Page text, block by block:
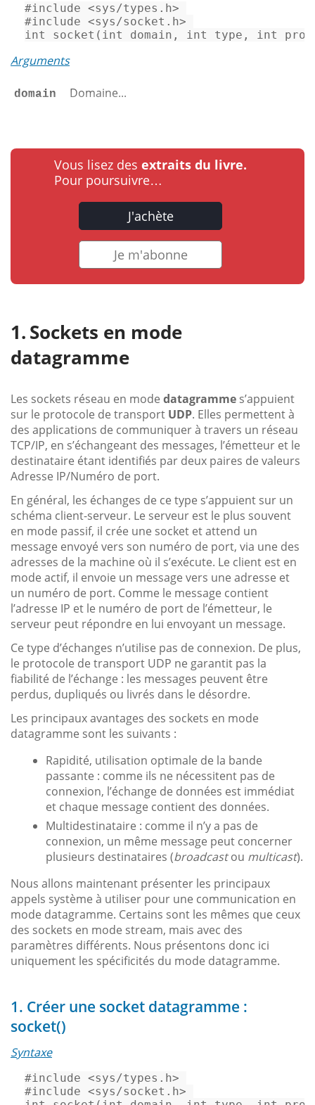
#include <sys/types.h>
#include <sys/socket.h>
int
socket ( int domain, int type, int
Arguments
domain Domaine...
Vous lisez des extraits du livre.
Pour poursuivre…
J'achète
Je m'abonne
Sockets en mode
datagramme
Les sockets réseau en mode datagramme s’appuient
sur le protocole de transport UDP. Elles permettent à
des applications de communiquer à travers un réseau
TCP/IP, en s’échangeant des messages, l’émetteur et le
destinataire étant identifiés par deux paires de valeurs
Adresse IP/Numéro de port.
En général, les échanges de ce type s’appuient sur un
schéma client-serveur. Le serveur est le plus souvent
en mode passif, il crée une socket et attend un
message envoyé vers son numéro de port, via une des
adresses de la machine où il s’exécute. Le client est en
mode actif, il envoie un message vers une adresse et
un numéro de port. Comme le message contient
l’adresse IP et le numéro de port de l’émetteur, le
serveur peut répondre en lui envoyant un message.
Ce type d’échanges n’utilise pas de connexion. De plus,
le protocole de transport UDP ne garantit pas la
fiabilité de l’échange : les messages peuvent être
perdus, dupliqués ou livrés dans le désordre.
Les principaux avantages des sockets en mode
datagramme sont les suivants :
Rapidité, utilisation optimale de la bande
passante : comme ils ne nécessitent pas de
connexion, l’échange de données est immédiat
et chaque message contient des données.
Multidestinataire : comme il n’y a pas de
connexion, un même message peut concerner
plusieurs destinataires (broadcastou multicast).
Nous allons maintenant présenter les principaux
appels système à utiliser pour une communication en
mode datagramme. Certains sont les mêmes que ceux
des sockets en mode stream, mais avec des
paramètres différents. Nous présentons donc ici
uniquement les spécificités du mode datagramme.
1. Créer une socket datagramme :
socket()
Syntaxe
#include <sys/types.h>
#include <sys/socket.h>